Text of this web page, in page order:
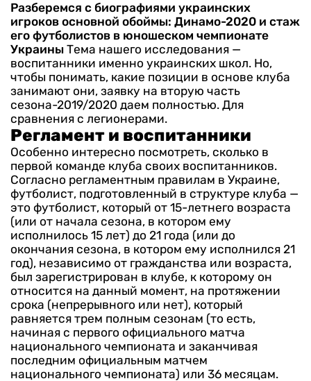
Разберемся с биографиями украинских
игроков основной обоймы: Динамо-2020 и стаж
его футболистов в юношеском чемпионате
Украины Тема нашего исследования —
воспитанники именно украинских школ. Но,
чтобы понимать, какие позиции в основе клуба
занимают они, заявку на вторую часть
сезона-2019/2020 даем полностью. Для
сравнения с легионерами.
Регламент и воспитанники
Особенно интересно посмотреть, сколько в
первой команде клуба своих воспитанников.
Согласно регламентным правилам в Украине,
футболист, подготовленный в структуре клуба —
это футболист, который от 15-летнего возраста
(или от начала сезона, в котором ему
исполнилось 15 лет) до 21 года (или до
окончания сезона, в котором ему исполнился 21
год), независимо от гражданства или возраста,
был зарегистрирован в клубе, к которому он
относится на данный момент, на протяжении
срока (непрерывного или нет), который
равняется трем полным сезонам (то есть,
начиная с первого официального матча
национального чемпионата и заканчивая
последним официальным матчем
национального чемпионата) или 36 месяцам.